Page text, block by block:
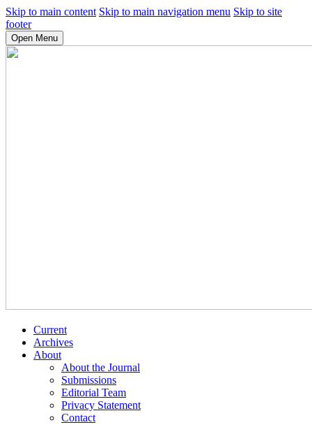
Skip to main content Skip to main navigation menu Skip to site
footer
Open Menu
Current
Archives
About
About the Journal
Submissions
Editorial Team
Privacy Statement
Contact